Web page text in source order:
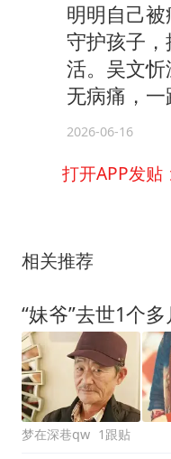
明明自己
守护孩子
活。吴文
无病痛，
2026-06-16
打开APP发贴
相关推荐
梦在深巷qw 1跟贴